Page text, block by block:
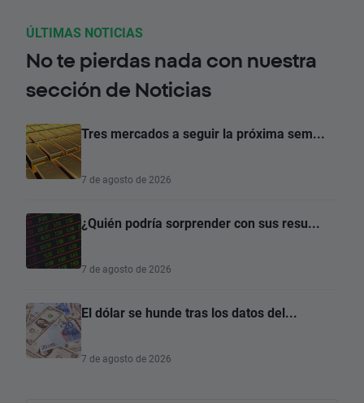
ÚLTIMAS NOTICIAS
No te pierdas nada con nuestra
sección de Noticias
Tres mercados a seguir la próxima sem...
7 de agosto de 2026
¿Quién podría sorprender con sus resu...
7 de agosto de 2026
El dólar se hunde tras los datos del...
7 de agosto de 2026